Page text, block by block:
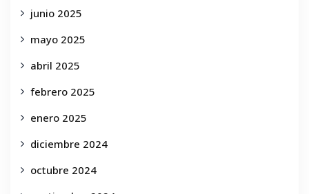
junio 2025
mayo 2025
abril 2025
febrero 2025
enero 2025
diciembre 2024
octubre 2024